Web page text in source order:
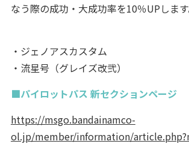
なう際の成功・大成功率を10％UPします
・ジェノアスカスタム
・流星号（グレイズ改弐）
■パイロットパス 新セクションページ
https://msgo.bandainamco-
ol.jp/member/information/